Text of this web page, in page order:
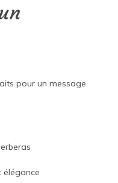
pour un message
élégance